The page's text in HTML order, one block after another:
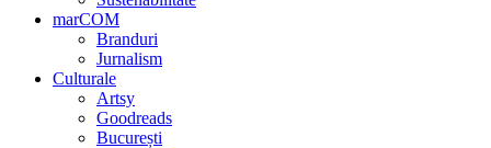
marCOM
Branduri
Jurnalism
Culturale
Artsy
Goodreads
București